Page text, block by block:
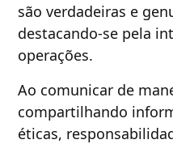
são verdadeiras e
destacando-se pela
operações.
Ao comunicar de
compartilhando
éticas,